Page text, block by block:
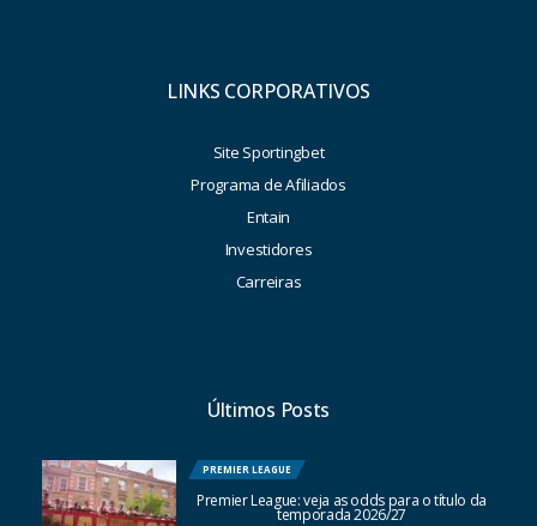
LINKS CORPORATIVOS
Site Sportingbet
Programa de Afiliados
Entain
Investidores
Carreiras
Últimos Posts
PREMIER LEAGUE
Premier League: veja as odds para o título da
temporada 2026/27